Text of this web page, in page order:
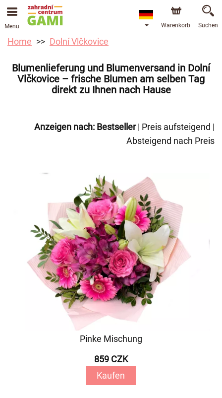
Menu Warenkorb Suchen
Home Dolní Vlčkovice
Blumenlieferung und Blumenversand in Dolní
Vlčkovice – frische Blumen am selben Tag
direkt zu Ihnen nach Hause
Anzeigen nach: Bestseller| Preis aufsteigend |
Absteigend nach Preis
Pinke Mischung
859 CZK
Kaufen